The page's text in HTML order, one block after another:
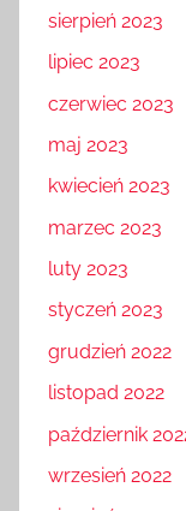
sierpień 2023
lipiec 2023
czerwiec 2023
maj 2023
kwiecień 2023
marzec 2023
luty 2023
styczeń 2023
grudzień 2022
listopad 2022
październik
wrzesień 2022